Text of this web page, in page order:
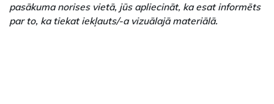
pasākuma norises vietā, jūs apliecināt, ka esat informēts
par to, ka tiekat iekļauts/-a vizuālajā materiālā.